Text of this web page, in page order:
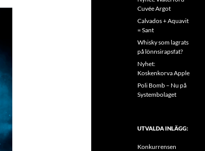
Cuvée Argot
Calvados + Aquavit
= Sant
Whisky som lagrats
på lönnsirapsfat?
Nyhet:
Koskenkorva Apple
Poli Bomb – Nu på
Systembolaget
UTVALDA INLÄGG:
Konkurrensen